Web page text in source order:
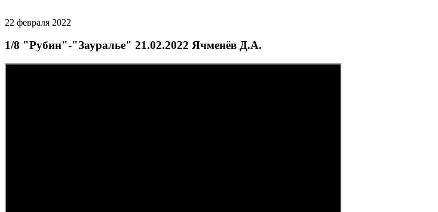
22 февраля 2022
1/8 "Рубин"-"Зауралье" 21.02.2022 Ячменёв Д.А.